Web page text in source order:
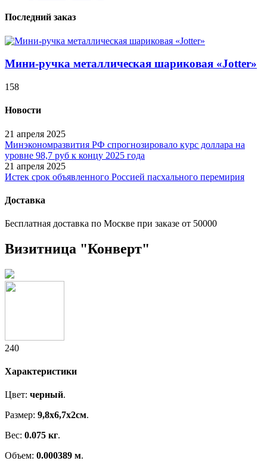
Последний заказ
Мини-ручка металлическая шариковая «Jotter»
158
Новости
21 апреля 2025
Минэкономразвития РФ спрогнозировало курс доллара на
уровне 98,7 руб к концу 2025 года
21 апреля 2025
Истек срок объявленного Россией пасхального перемирия
Доставка
Бесплатная доставка по Москве при заказе от 50000
Визитница "Конверт"
240
Характеристики
Цвет: черный.
Размер: 9,8х6,7х2см.
Вес: 0.075 кг.
Объем: 0.000389 м.